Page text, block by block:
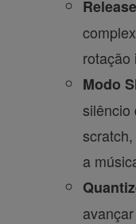
rotação
Modo
silêncio
a